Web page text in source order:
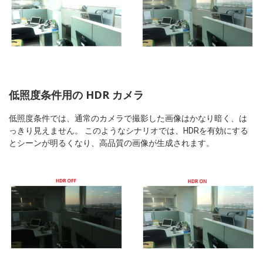
低照度条件用の HDR カメラ
低照度条件では、通常のカメラで撮影した画像はかなり暗く、は
っきり見えません。 このようなシナリオでは、HDRを有効にする
とシーンが明るくなり、高品質の画像が生成されます。